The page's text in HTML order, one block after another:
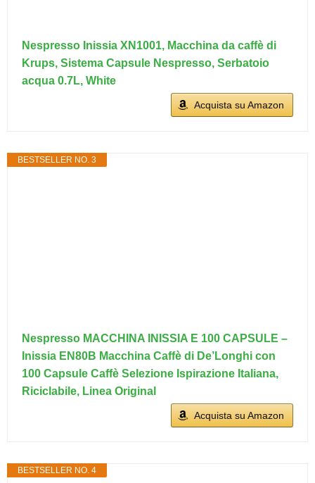
Nespresso Inissia XN1001, Macchina da caffè di
Krups, Sistema Capsule Nespresso, Serbatoio
acqua 0.7L, White
Acquista su Amazon
BESTSELLER NO. 3
Nespresso MACCHINA INISSIA E 100 CAPSULE –
Inissia EN80B Macchina Caffè di De’Longhi con
100 Capsule Caffè Selezione Ispirazione Italiana,
Riciclabile, Linea Original
Acquista su Amazon
BESTSELLER NO. 4